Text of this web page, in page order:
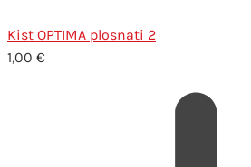
Kist OPTIMA plosnati 2
1,00 €